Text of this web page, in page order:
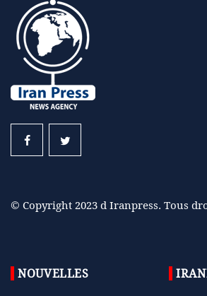
© Copyright 2023 d Iranpress. Tous
NOUVELLES